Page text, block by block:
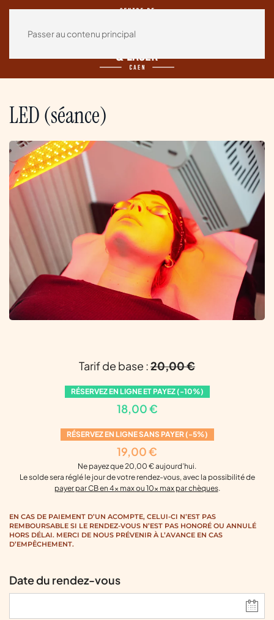
Passer au contenu principal
LED (séance)
Tarif de base :20,00€
RÉSERVEZ EN LIGNE ET PAYEZ (-10%)
18,00€
RÉSERVEZ EN LIGNE SANS PAYER (-5%)
19,00€
Ne payez que20,00 €aujourd’hui.
Le solde sera réglé le jour de votre rendez-vous, avec la possibilité de
payer par CB en 4x max ou 10x max par chèques.
EN CAS DE PAIEMENT D’UN ACOMPTE, CELUI-CI N’EST PAS
REMBOURSABLE SI LE RENDEZ-VOUS N’EST PAS HONORÉ OU ANNULÉ
HORS DÉLAI. MERCI DE NOUS PRÉVENIR À L’AVANCE EN CAS
D’EMPÊCHEMENT.
Date du rendez-vous